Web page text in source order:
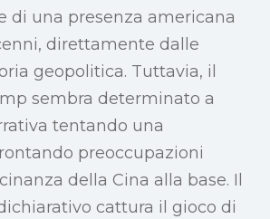
di una presenza americana
direttamente dalle
geopolitica. Tuttavia, il
sembra determinato a
tentando una
preoccupazioni
della Cina alla base. Il
cattura il gioco di